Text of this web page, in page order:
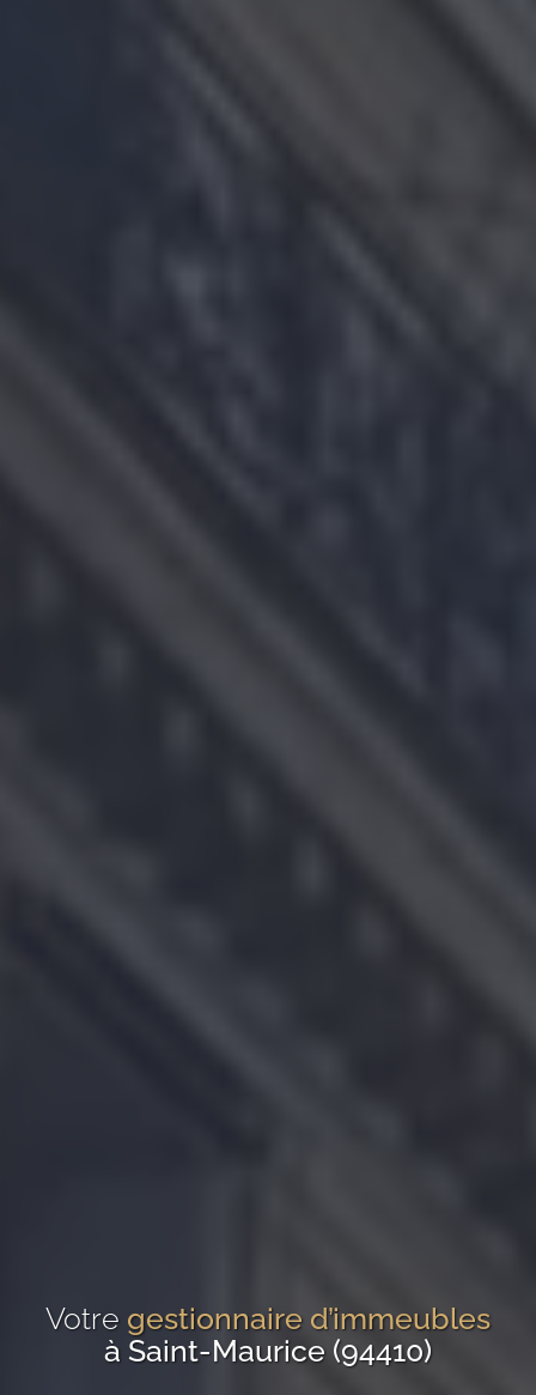
Votre gestionnaire d’immeubles
à Saint-Maurice (94410)